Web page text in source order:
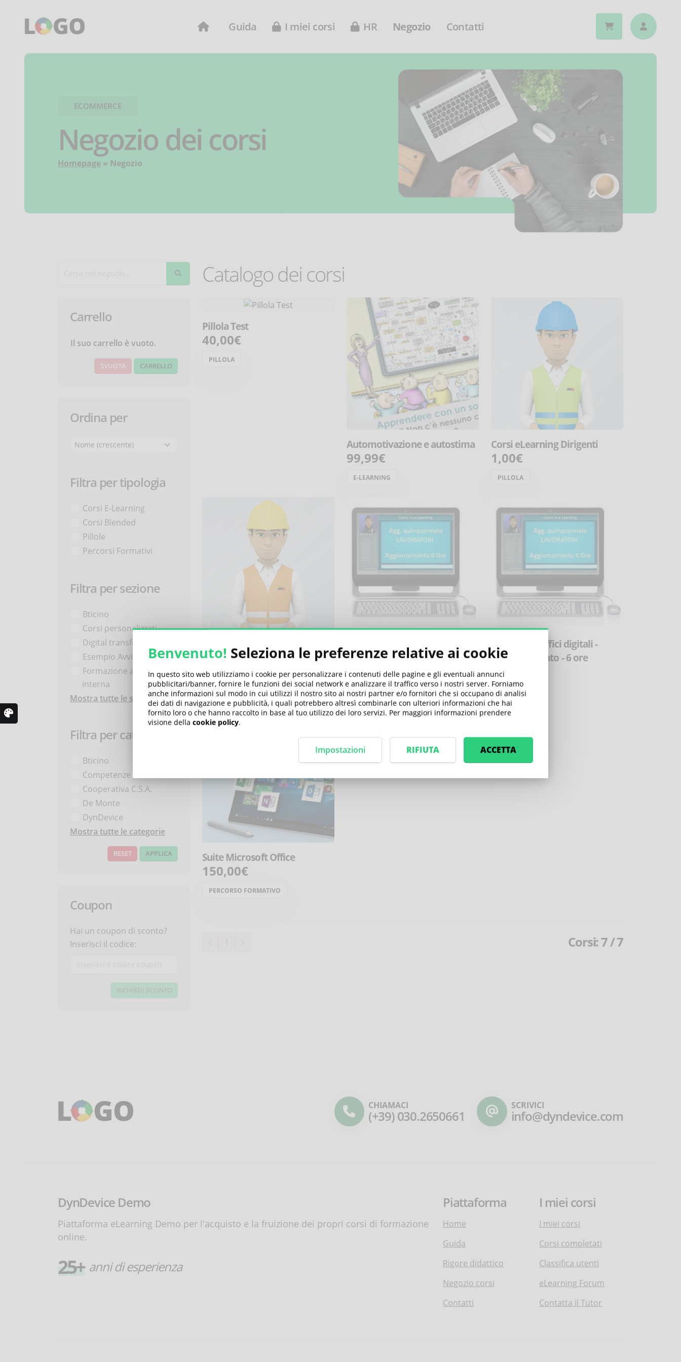
Guida I miei corsi HR Negozio Contatti
ECOMMERCE
Negozio dei corsi
Homepage Negozio
Catalogo dei corsi
Pillola Test
40,00€
PILLOLA
Automotivazione e autostima
99,99€
E-LEARNING
Corsi eLearning Dirigenti
1,00€
PILLOLA
Corsi eLearning Lavoratori
1,00€
PILLOLA
Lavoratori Uffici digitali -
Aggiornamento - 6 ore
80,00€
E-LEARNING
Lavoratori Uffici digitali -
Aggiornamento - 6 ore
80,00€
E-LEARNING
Suite Microsoft Office
150,00€
PERCORSO FORMATIVO
1 Corsi: 7 / 7
Carrello
Il suo carrello è vuoto.
CARRELLO
Ordina per
Filtra per tipologia
Corsi E-Learning
Corsi Blended
Pillole
Percorsi Formativi
Filtra per sezione
Bticino
Corsi personalizzati
Digital transformation
Esempio Avvisi
Formazione aziendale
interna
Mostra tutte le sezioni
Filtra per categoria
Bticino
Competenze personali
Cooperativa C.S.A.
De Monte
DynDevice
Mostra tutte le categorie
Coupon
Hai un coupon di sconto?
Inserisci il codice:
CHIAMACI
(+39) 030.2650661
SCRIVICI
info@dyndevice.com
DynDevice Demo
Piattaforma eLearning Demo per l'acquisto e la fruizione dei propri corsi di formazione
online.
25+ anni di esperienza
Piattaforma
Home
Guida
Rigore didattico
Negozio corsi
Contatti
I miei corsi
I miei corsi
Corsi completati
Classifica utenti
eLearning Forum
Contatta il Tutor
Benvenuto! Seleziona le preferenze relative ai cookie
In questo sito web utilizziamo i cookie per personalizzare i contenuti delle pagine e gli eventuali annunci
pubblicitari/banner, fornire le funzioni dei social network e analizzare il traffico verso i nostri server. Forniamo
anche informazioni sul modo in cui utilizzi il nostro sito ai nostri partner e/o fornitori che si occupano di analisi
dei dati di navigazione e pubblicità, i quali potrebbero altresì combinarle con ulteriori informazioni che hai
fornito loro o che hanno raccolto in base al tuo utilizzo dei loro servizi. Per maggiori informazioni prendere
visione della cookie policy.
Impostazioni RIFIUTA ACCETTA